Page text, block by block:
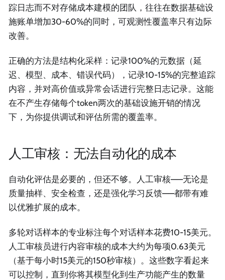
踪日志而不对存储成本建模的团队，往往在数据基础设
施账单增加30-60%的同时，可观测性覆盖率只有边际
改善。
正确的方法是结构化采样：记录100%的元数据（延
迟、模型、成本、错误代码），记录10-15%的完整追踪
内容，并对高价值或异常会话进行完整日志记录。这能
在不产生存储每个token两次的基础设施开销的情况
下，为你提供调试和评估所需的覆盖率。
人工审核：无法自动化的成本
自动化评估是必要的，但还不够。人工审核——无论是
质量抽样、安全检查，还是强化学习反馈——都带有难
以优雅扩展的成本。
多轮对话样本的专业标注每个对话样本花费10-15美元。
人工审核员进行内容审核的成本大约为每项0.63美元
（基于每小时15美元的150秒审核）。这些数字看起来
可以控制，直到你将其模型化到生产功能产生的数量